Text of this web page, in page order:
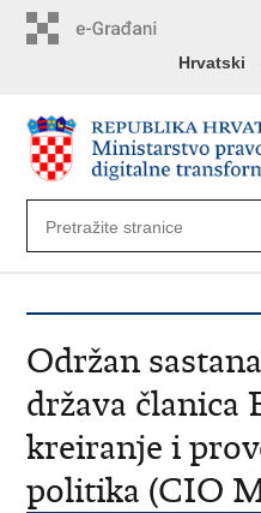
Hrvatski
Održan
država članica
kreiranje i
politika (CIO